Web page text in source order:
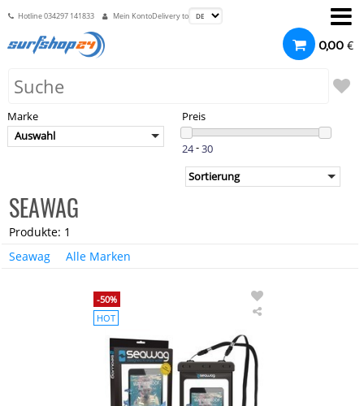
Hotline034297 141833 Mein KontoDelivery to
0,00 €
Marke
Auswahl
Preis
-
SEAWAG
Produkte: 1
Seawag
Alle Marken
-50%
HOT